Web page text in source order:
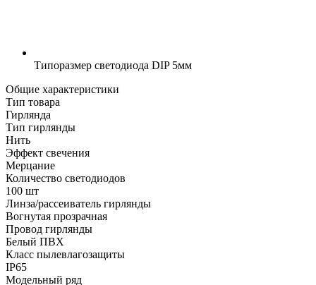
Типоразмер светодиода DIP 5мм
Общие характеристики
Тип товара
Гирлянда
Тип гирлянды
Нить
Эффект свечения
Мерцание
Количество светодиодов
100 шт
Линза/рассеиватель гирлянды
Вогнутая прозрачная
Провод гирлянды
Белый ПВХ
Класс пылевлагозащиты
IP65
Модельный ряд